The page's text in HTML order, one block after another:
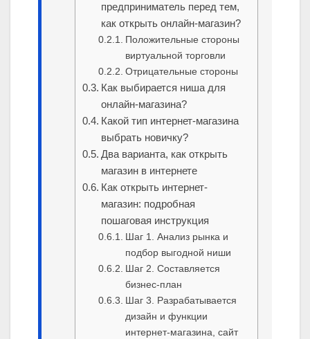
предприниматель перед тем,
как открыть онлайн-магазин?
Положительные стороны
виртуальной торговли
Отрицательные стороны
Как выбирается ниша для
онлайн-магазина?
Какой тип интернет-магазина
выбрать новичку?
Два варианта, как открыть
магазин в интернете
Как открыть интернет-
магазин: подробная
пошаговая инструкция
Шаг 1. Анализ рынка и
подбор выгодной ниши
Шаг 2. Составляется
бизнес-план
Шаг 3. Разрабатывается
дизайн и функции
интернет-магазина, сайт